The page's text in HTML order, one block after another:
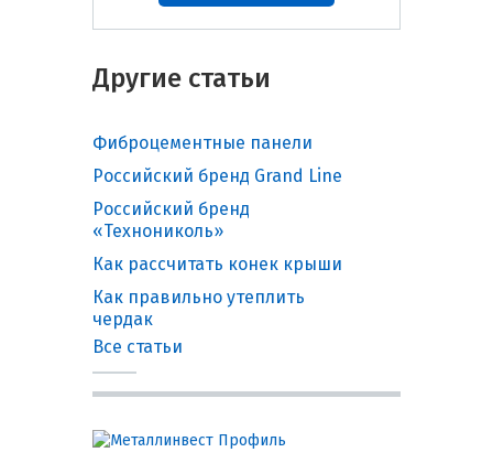
Другие статьи
Фиброцементные панели
Российский бренд Grand Line
Российский бренд
«Технониколь»
Как рассчитать конек крыши
Как правильно утеплить
чердак
Все статьи